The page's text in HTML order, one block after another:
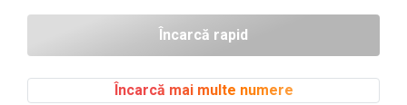
Încarcă mai multe numere